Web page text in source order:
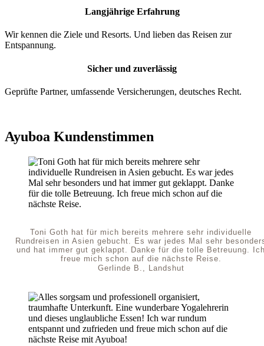
Langjährige Erfahrung
Wir kennen die Ziele und Resorts. Und lieben das Reisen zur
Entspannung.
Sicher und zuverlässig
Geprüfte Partner, umfassende Versicherungen, deutsches Recht.
Ayuboa Kundenstimmen
Toni Goth hat für mich bereits mehrere sehr individuelle
Rundreisen in Asien gebucht. Es war jedes Mal sehr
und hat immer gut geklappt. Danke für die tolle Betreuung.
freue mich schon auf die nächste Reise.
Gerlinde B., Landshut